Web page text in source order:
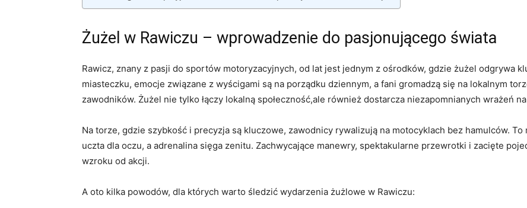
Żużel w Rawiczu – wprowadzenie do pasjonującego świata
Rawicz, znany z pasji do sportów motoryzacyjnych, od lat jest jednym z ośrodków, gdzie żużel odgrywa
miasteczku, emocje związane z wyścigami są na porządku dziennym, a fani gromadzą się na lokalnym
zawodników. Żużel nie tylko łączy lokalną społeczność,ale również dostarcza niezapomnianych wrażeń
Na torze, gdzie szybkość i precyzja są kluczowe, zawodnicy rywalizują na motocyklach bez hamulców.
uczta dla oczu, a adrenalina sięga zenitu. Zachwycające manewry, spektakularne przewrotki i zacięte
wzroku od akcji.
A oto kilka powodów, dla których warto śledzić wydarzenia żużlowe w Rawiczu: